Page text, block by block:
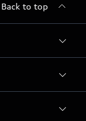
Back to top